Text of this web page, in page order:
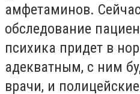
амфетаминов.
обследование
психика придет в
адекватным, с ним
врачи, и